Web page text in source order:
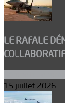
LE RAFALE
COLLABORATIF
15 juillet 2026